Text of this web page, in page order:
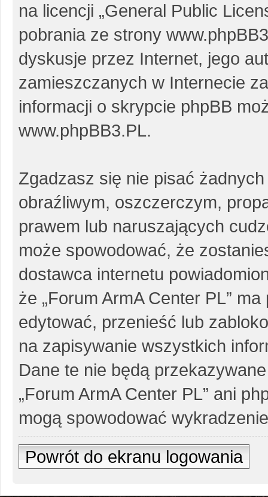
na licencji „General Public
pobrania ze strony
dyskusje przez Internet, jego
zamieszczanych w Internecie
informacji o skrypcie phpBB
www.phpBB3.PL.
Zgadzasz się nie pisać
obraźliwym, oszczerczym,
prawem lub naruszających
może spowodować, że
dostawca internetu
że „Forum ArmA Center PL”
edytować, przenieść lub
na zapisywanie wszystkich
Dane te nie będą
„Forum ArmA Center PL” ani
mogą spowodować
Powrót do ekranu logowania